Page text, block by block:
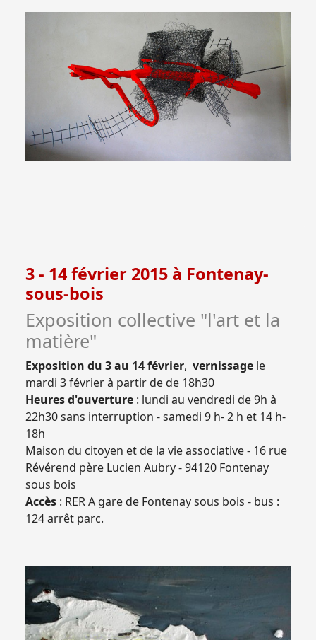
3 - 14 février 2015 à Fontenay-
sous-bois
Exposition collective "l'art et la
matière"
Exposition du 3 au 14 février, vernissage le
mardi 3 février à partir de de 18h30
Heures d'ouverture : lundi au vendredi de 9h à
22h30 sans interruption - samedi 9 h- 2 h et 14 h-
18h
Maison du citoyen et de la vie associative - 16 rue
Révérend père Lucien Aubry - 94120 Fontenay
sous bois
Accès : RER A gare de Fontenay sous bois - bus :
124 arrêt parc.